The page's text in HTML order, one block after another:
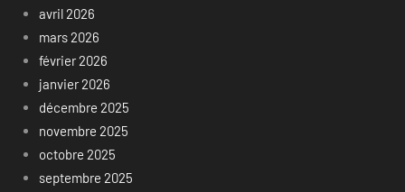
avril 2026
mars 2026
février 2026
janvier 2026
décembre 2025
novembre 2025
octobre 2025
septembre 2025